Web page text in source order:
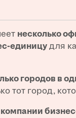
несколько
единицу для
городов в
тот город,